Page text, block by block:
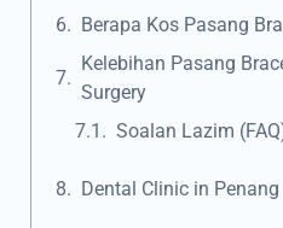
Berapa Kos Pasang
Kelebihan Pasang
Surgery
Soalan Lazim
Dental Clinic in Penang